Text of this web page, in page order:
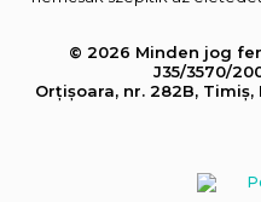
© 2026 Minden jog
J35/3570/
Orțișoara, nr. 282B, Timiș,